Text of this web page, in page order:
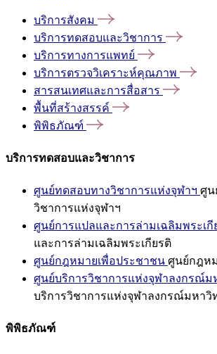
บริการสังคม
บริการทดสอบและวิชาการ
บริการทางการแพทย์
บริการตรวจวิเคราะห์คุณภาพ
สารสนเทศและการสื่อสาร
พื้นที่สร้างสรรค์
พิพิธภัณฑ์
บริการทดสอบและวิชาการ
ศูนย์ทดสอบทางวิชาการแห่งจุฬาฯ ศูน
วิชาการแห่งจุฬาฯ
ศูนย์การแปลและการล่ามเฉลิมพระเกี
และการล่ามเฉลิมพระเกียรติ
ศูนย์กฎหมายเพื่อประชาชน ศูนย์กฎห
ศูนย์บริการวิชาการแห่งจุฬาลงกรณ์ม
บริการวิชาการแห่งจุฬาลงกรณ์มหาวิ
พิพิธภัณฑ์